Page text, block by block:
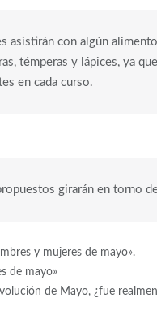
asistirán con algún
témperas y lápices, ya
en cada curso.
girarán en torno
y mujeres de mayo».
de mayo»
de Mayo, ¿fue